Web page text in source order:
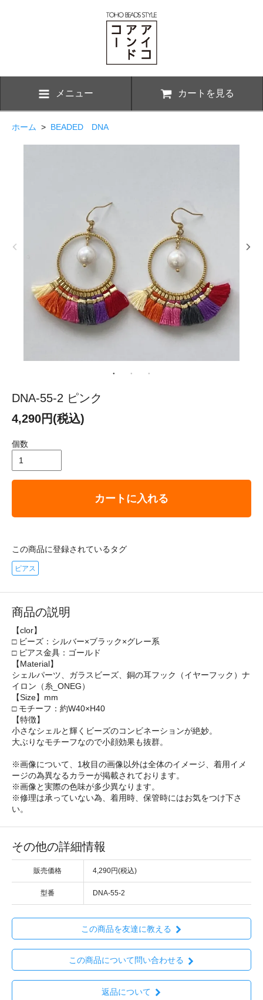
メニュー カートを見る
ホーム > BEADED DNA
DNA-55-2 ピンク
4,290円(税込)
個数
カートに入れる
この商品に登録されているタグ
ピアス
商品の説明
【clor】
□ ビーズ：シルバー×ブラック×グレー系
□ ピアス金具：ゴールド
【Material】
シェルパーツ、ガラスビーズ、銅の耳フック（イヤーフック）ナ
イロン（糸_ONEG）
【Size】mm
□ モチーフ：約W40×H40
【特徴】
小さなシェルと輝くビーズのコンビネーションが絶妙。
大ぶりなモチーフなので小顔効果も抜群。
※画像について、1枚目の画像以外は全体のイメージ、着用イメ
ージの為異なるカラーが掲載されております。
※画像と実際の色味が多少異なります。
※修理は承っていない為、着用時、保管時にはお気をつけ下さ
い。
その他の詳細情報
販売価格 4,290円(税込)
型番 DNA-55-2
この商品を友達に教える
この商品について問い合わせる
返品について